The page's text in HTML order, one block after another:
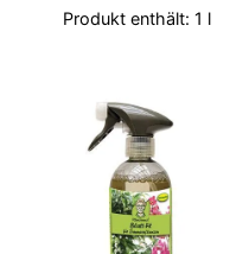
Produkt enthält: 1 l